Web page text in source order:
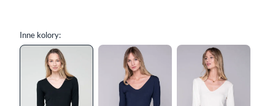
Inne kolory: